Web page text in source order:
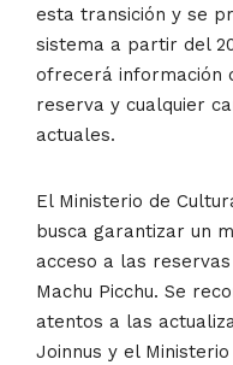
esta transición y se
sistema a partir del
ofrecerá información
reserva y cualquier
actuales.
El Ministerio de
busca garantizar un
acceso a las
Machu Picchu. Se
atentos a las
Joinnus y el